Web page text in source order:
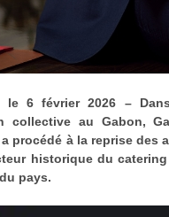
le 6 février 2026 –
collective au Gabon,
procédé à la reprise des
historique du
pays.